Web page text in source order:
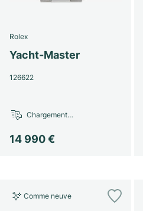
Rolex
Yacht-Master
126622
14 990 €
Chargement…
Comme neuve